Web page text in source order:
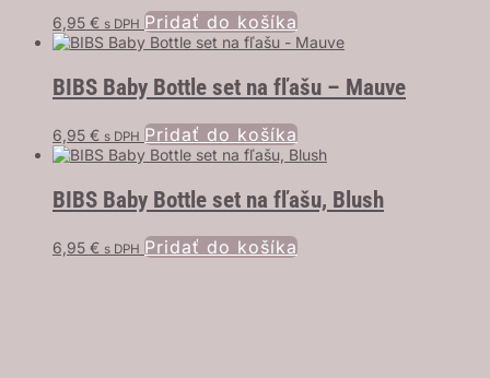
6,95 € s DPH Pridať do košíka
BIBS Baby Bottle set na fľašu – Mauve
6,95 € s DPH Pridať do košíka
BIBS Baby Bottle set na fľašu, Blush
6,95 € s DPH Pridať do košíka